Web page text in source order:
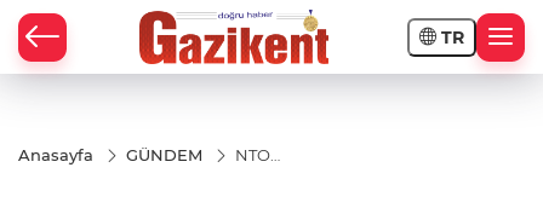
TR
Anasayfa GÜNDEM
NTO